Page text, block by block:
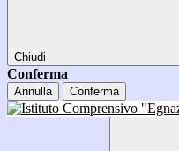
Chiudi
Conferma
Annulla Conferma